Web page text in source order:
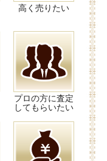
高く売りたい
プロの方に査定
してもらいたい